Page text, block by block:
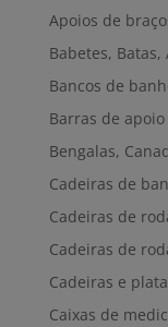
Apoios de
Babetes, Batas,
Bancos de
Barras de apoio
Bengalas,
Cadeiras de
Cadeiras de
Cadeiras de
Cadeiras e
Caixas de